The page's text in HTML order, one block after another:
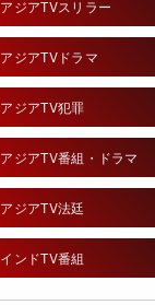
アジアTVスリラー
アジアTVドラマ
アジアTV犯罪
アジアTV番組・ドラマ
アジアTV法廷
インドTV番組